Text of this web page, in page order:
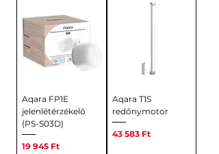
Aqara FP1E
jelenlétérzékelő
(PS-S03D)
Ár
19 945 Ft
Aqara T1S
redőnymotor
Ár
43 583 Ft